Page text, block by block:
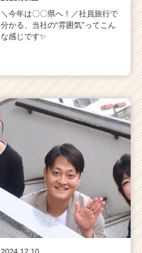
＼今年は〇〇県へ！／社員旅行で
分かる、当社の“雰囲気”ってこん
な感じです✨
2024.12.10